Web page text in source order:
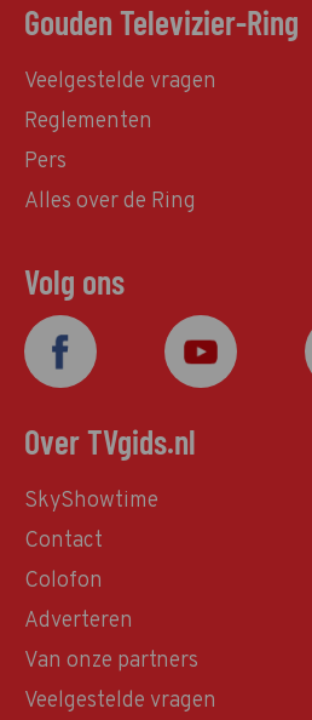
Gouden Televizier-Ring
Veelgestelde vragen
Reglementen
Pers
Alles over de Ring
Volg ons
Over TVgids.nl
SkyShowtime
Contact
Colofon
Adverteren
Van onze partners
Veelgestelde vragen